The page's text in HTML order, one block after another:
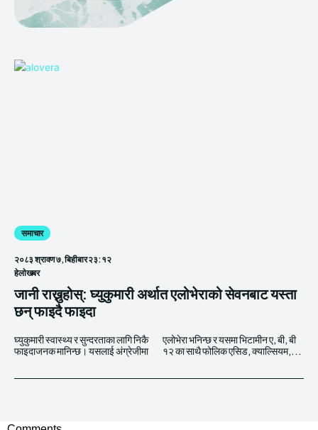
समाचार
२०८३ श्रावण ७, बिहीबार २३:१२
हेलाेखबर
जानी राख्नुहोस्: घ्युकुमारी अर्थात एलोभेराको सेवनबाट यस्ता
छन् फाइदै फाइदा
घ्युकुमारी स्वास्थ्य र सुन्दरताका लागि निकै
फाइदाजनक मानिन्छ। यसलाई अंग्रेजीमा
एलोभेरा भनिन्छ र यसमा भिटामीन ए, बी, बी
१२ का साथै फोलिक एसिड, क्याल्सियम,...